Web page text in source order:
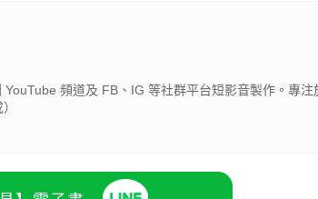
頻道及 FB、IG 等社群平台短影音製作。專注